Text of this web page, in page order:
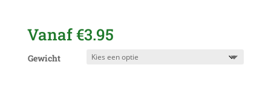
Vanaf€3.95
Gewicht